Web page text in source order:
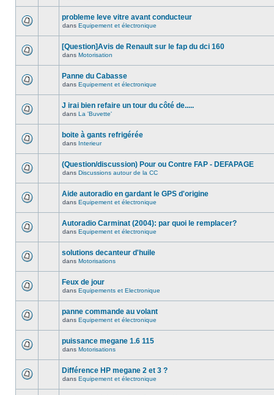
probleme leve vitre avant conducteur
dans Equipement et électronique
[Question]Avis de Renault sur le fap du dci 160
dans Motorisation
Panne du Cabasse
dans Equipement et électronique
J irai bien refaire un tour du côté de.....
dans La 'Buvette'
boite à gants refrigérée
dans Interieur
(Question/discussion) Pour ou Contre FAP - DEFAPAGE
dans Discussions autour de la CC
Aide autoradio en gardant le GPS d'origine
dans Equipement et électronique
Autoradio Carminat (2004): par quoi le remplacer?
dans Equipement et électronique
solutions decanteur d'huile
dans Motorisations
Feux de jour
dans Equipements et Electronique
panne commande au volant
dans Equipement et électronique
puissance megane 1.6 115
dans Motorisations
Différence HP megane 2 et 3 ?
dans Equipement et électronique